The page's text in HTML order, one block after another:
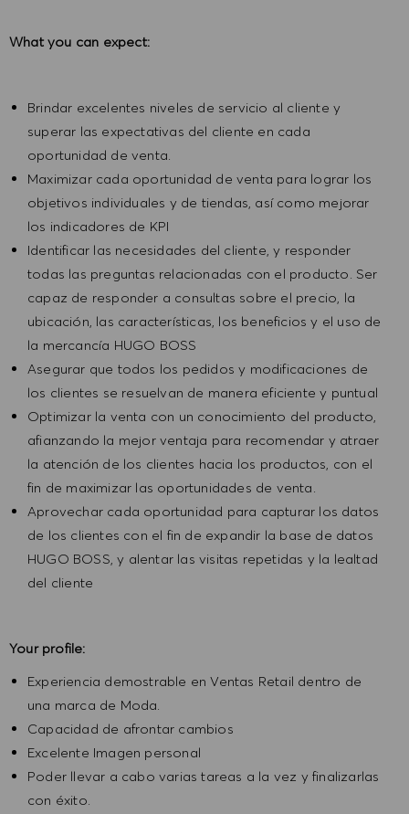
What you can expect:
Brindar excelentes niveles de servicio al cliente y
superar las expectativas del cliente en cada
oportunidad de venta.
Maximizar cada oportunidad de venta para lograr los
objetivos individuales y de tiendas, así como mejorar
los indicadores de KPI
Identificar las necesidades del cliente, y responder
todas las preguntas relacionadas con el producto. Ser
capaz de responder a consultas sobre el precio, la
ubicación, las características, los beneficios y el uso de
la mercancía HUGO BOSS
Asegurar que todos los pedidos y modificaciones de
los clientes se resuelvan de manera eficiente y puntual
Optimizar la venta con un conocimiento del producto,
afianzando la mejor ventaja para recomendar y atraer
la atención de los clientes hacia los productos, con el
fin de maximizar las oportunidades de venta.
Aprovechar cada oportunidad para capturar los datos
de los clientes con el fin de expandir la base de datos
HUGO BOSS, y alentar las visitas repetidas y la lealtad
del cliente
Your profile:
Experiencia demostrable en Ventas Retail dentro de
una marca de Moda.
Capacidad de afrontar cambios
Excelente Imagen personal
Poder llevar a cabo varias tareas a la vez y finalizarlas
con éxito.